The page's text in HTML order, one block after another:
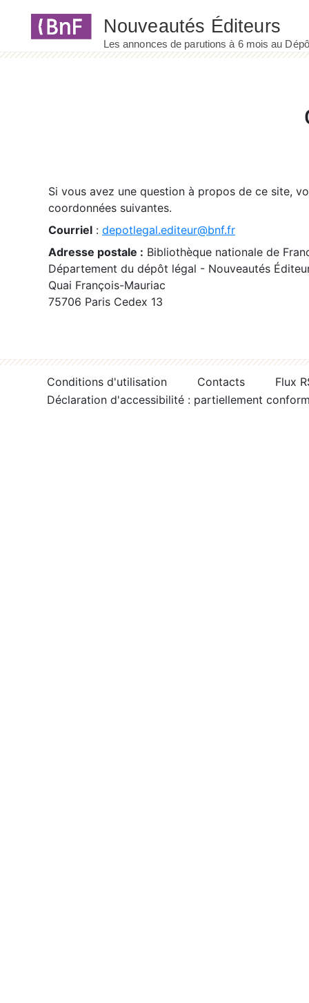
Si vous avez une question à propos de ce site,
coordonnées suivantes.
Courriel : depotlegal.editeur@bnf.fr
Adresse postale : Bibliothèque nationale de
Département du dépôt légal - Nouveautés
Quai François-Mauriac
75706 Paris Cedex 13
Conditions d'utilisation Contacts
Flux
Déclaration d'accessibilité : partiellement